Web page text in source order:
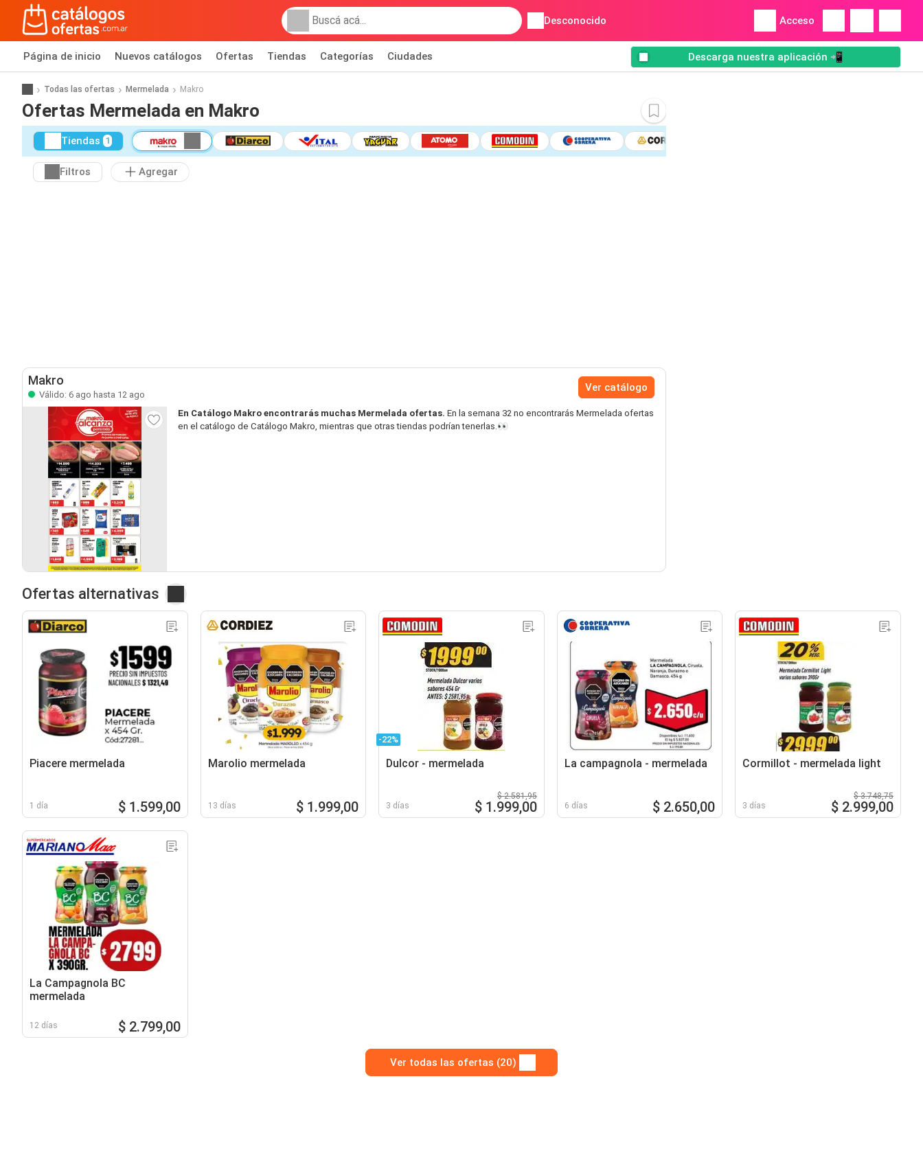
Desconocido Acceso
Página de inicio Nuevos catálogos Ofertas Tiendas Categorías Ciudades Descarga nuestra aplicación 📲
Todas las ofertas Mermelada Makro
Ofertas Mermelada en Makro
Tiendas 1
Filtros Agregar
Makro
Válido: 6 ago hasta 12 ago
Ver catálogo
En Catálogo Makro encontrarás muchas Mermelada ofertas. En la semana 32 no encontrarás Mermelada ofertas
en el catálogo de Catálogo Makro, mientras que otras tiendas podrían tenerlas.👀
Ofertas alternativas
Piacere mermelada
1 día $ 1.599,00
Marolio mermelada
13 días $ 1.999,00
-22%
Dulcor - mermelada
3 días
$ 2.581,95
$ 1.999,00
La campagnola - mermelada
6 días $ 2.650,00
Cormillot - mermelada light
3 días
$ 3.748,75
$ 2.999,00
La Campagnola BC
mermelada
12 días $ 2.799,00
Ver todas las ofertas (20)